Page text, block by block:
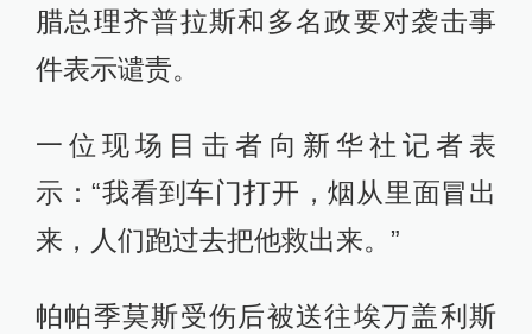
腊总理齐普拉斯和多名政要对袭击事
件表示谴责。
一位现场目击者向新华社记者表
示：“我看到车门打开，烟从里面冒出
来，人们跑过去把他救出来。”
帕帕季莫斯受伤后被送往埃万盖利斯